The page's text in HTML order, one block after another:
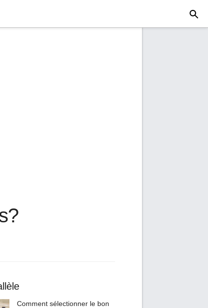
Comment sélectionner le bon